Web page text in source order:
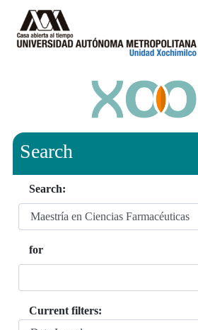
Search
Search:
for
Current filters: